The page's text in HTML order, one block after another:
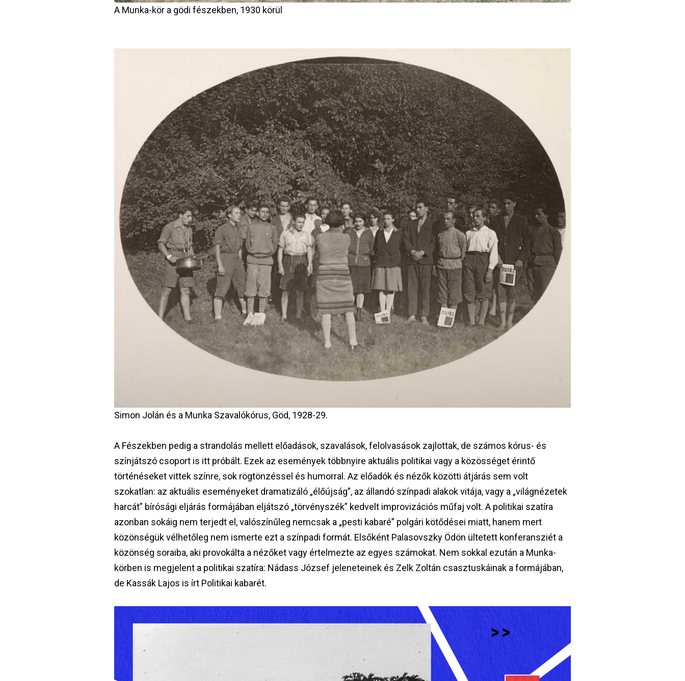
A Munka-kör a gödi fészekben, 1930 körül
Simon Jolán és a Munka Szavalókórus, Göd, 1928-29.
A Fészekben pedig a strandolás mellett előadások, szavalások, felolvasások zajlottak, de számos kórus- és
színjátszó csoport is itt próbált. Ezek az események többnyire aktuális politikai vagy a közösséget érintő
történéseket vittek színre, sok rögtönzéssel és humorral. Az előadók és nézők közötti átjárás sem volt
szokatlan: az aktuális eseményeket dramatizáló „élőújság”, az állandó színpadi alakok vitája, vagy a „világnézetek
harcát” bírósági eljárás formájában eljátszó „törvényszék” kedvelt improvizációs műfaj volt. A politikai szatíra
azonban sokáig nem terjedt el, valószínűleg nemcsak a „pesti kabaré” polgári kötődései miatt, hanem mert
közönségük vélhetőleg nem ismerte ezt a színpadi formát. Elsőként Palasovszky Ödön ültetett konferansziét a
közönség soraiba, aki provokálta a nézőket vagy értelmezte az egyes számokat. Nem sokkal ezután a Munka-
körben is megjelent a politikai szatíra: Nádass József jeleneteinek és Zelk Zoltán csasztuskáinak a formájában,
de Kassák Lajos is írt Politikai kabarét.